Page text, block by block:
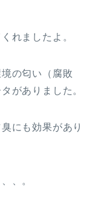
れましたよ。
の匂い（腐敗
がありました。
にも効果があり
、。